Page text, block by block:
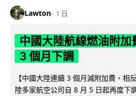
Lawton 1 日
中國大陸航線燃油附加
3 個月下調
【中國大陸連續 3 個月減附加費，相
陸多家航空公司自 8 月 5 日起再度下